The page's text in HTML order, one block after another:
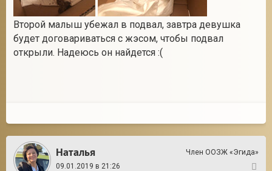
Второй малыш убежал в подвал, завтра девушка
будет договариваться с жэсом, чтобы подвал
открыли. Надеюсь он найдется :(
Наталья
Член ООЗЖ «Эгида»
09.01.2019 в 21:26